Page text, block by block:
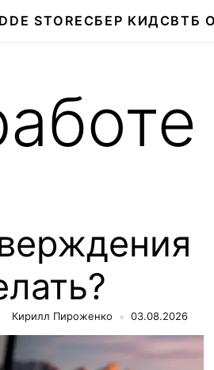
DDE STORE СБЕР КИДСВТБ
Кирилл Пироженко 03.08.2026